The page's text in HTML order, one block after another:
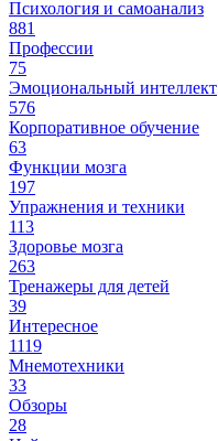
Психология и самоанализ
881
Профессии
75
Эмоциональный интеллект
576
Корпоративное обучение
63
Функции мозга
197
Упражнения и техники
113
Здоровье мозга
263
Тренажеры для детей
39
Интересное
1119
Мнемотехники
33
Обзоры
28